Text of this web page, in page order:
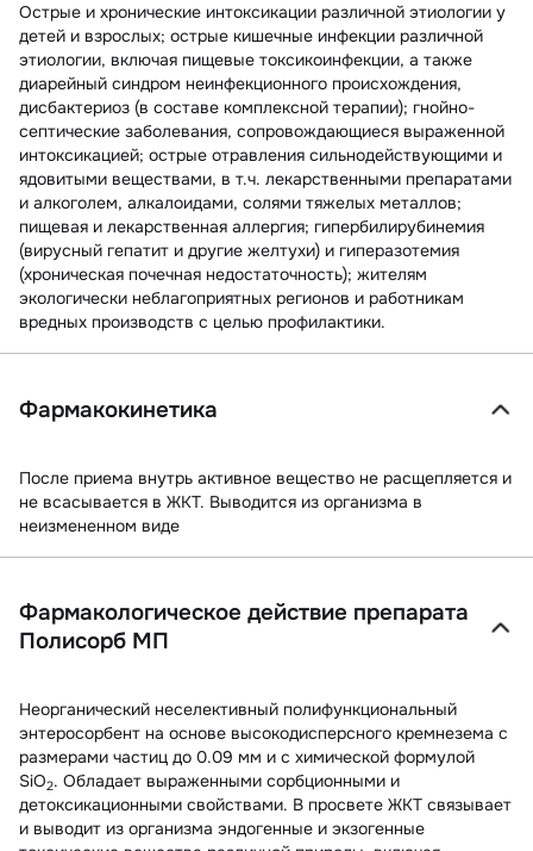
Острые и хронические интоксикации различной этиологии у
детей и взрослых; острые кишечные инфекции различной
этиологии, включая пищевые токсикоинфекции, а также
диарейный синдром неинфекционного происхождения,
дисбактериоз (в составе комплексной терапии); гнойно-
септические заболевания, сопровождающиеся выраженной
интоксикацией; острые отравления сильнодействующими и
ядовитыми веществами, в т.ч. лекарственными препаратами
и алкоголем, алкалоидами, солями тяжелых металлов;
пищевая и лекарственная аллергия; гипербилирубинемия
(вирусный гепатит и другие желтухи) и гиперазотемия
(хроническая почечная недостаточность); жителям
экологически неблагоприятных регионов и работникам
вредных производств с целью профилактики.
Фармакокинетика
После приема внутрь активное вещество не расщепляется и
не всасывается в ЖКТ. Выводится из организма в
неизмененном виде
Фармакологическое действие препарата
Полисорб МП
Неорганический неселективный полифункциональный
энтеросорбент на основе высокодисперсного кремнезема с
размерами частиц до 0.09 мм и с химической формулой
SiO2. Обладает выраженными сорбционными и
детоксикационными свойствами. В просвете ЖКТ связывает
и выводит из организма эндогенные и экзогенные